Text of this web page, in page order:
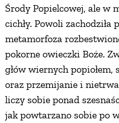
Środy Popielcowej, ale w
cichły. Powoli zachodziła
metamorfoza
pokorne owieczki Boże.
głów wiernych
oraz przemijanie i
liczy sobie ponad
jak powtarzano sobie po